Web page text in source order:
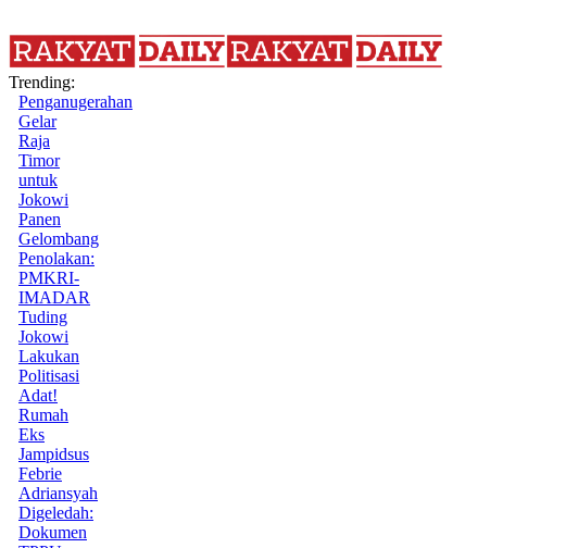
Trending:
Penganugerahan
Gelar
Raja
Timor
untuk
Jokowi
Panen
Gelombang
Penolakan:
PMKRI-
IMADAR
Tuding
Jokowi
Lakukan
Politisasi
Adat!
Rumah
Eks
Jampidsus
Febrie
Adriansyah
Digeledah:
Dokumen